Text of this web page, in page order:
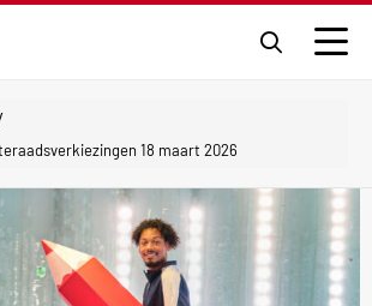
naar
18 maart 2026